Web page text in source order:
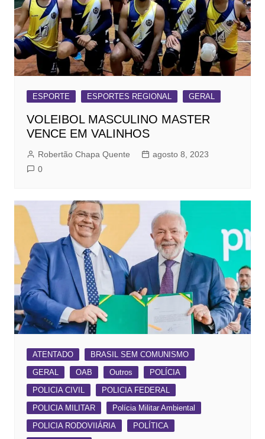
ESPORTE ESPORTES REGIONAL GERAL
VOLEIBOL MASCULINO MASTER
VENCE EM VALINHOS
Robertão Chapa Quente
agosto 8, 2023
0
ATENTADO
BRASIL SEM COMUNISMO
GERAL
OAB Outros
POLÍCIA
POLICIA CIVIL
POLICIA FEDERAL
POLICIA MILITAR
Polícia Militar Ambiental
POLICIA RODOVIIÁRIA
POLÍTICA